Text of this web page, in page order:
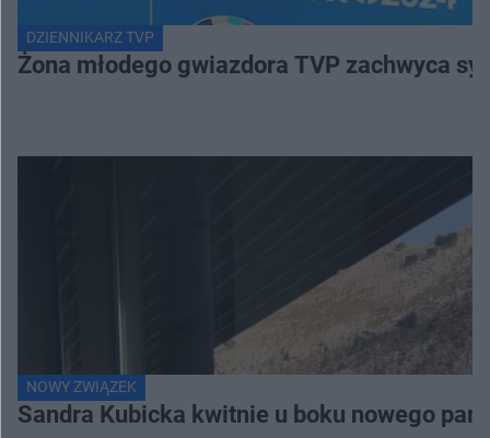
DZIENNIKARZ TVP
Żona młodego gwiazdora TVP zachwyca
NOWY ZWIĄZEK
Sandra Kubicka kwitnie u boku nowego